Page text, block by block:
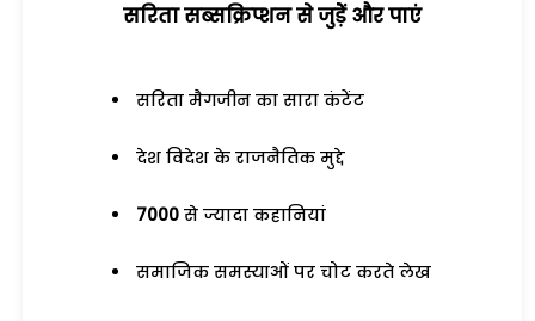
सरिता सब्सक्रिप्शन से जुड़ेें और पाएं
सरिता मैगजीन का सारा कंटेंट
देश विदेश के राजनैतिक मुद्दे
7000 से ज्यादा कहानियां
समाजिक समस्याओं पर चोट करते लेख